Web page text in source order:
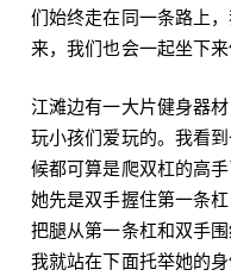
们始终走在同一条路上
来，我们也会一起坐下来
江滩边有一大片健身器
玩小孩们爱玩的。我看
候都可算是爬双杠的高
她先是双手握住第一条
把腿从第一条杠和双手
我就站在下面托举她的